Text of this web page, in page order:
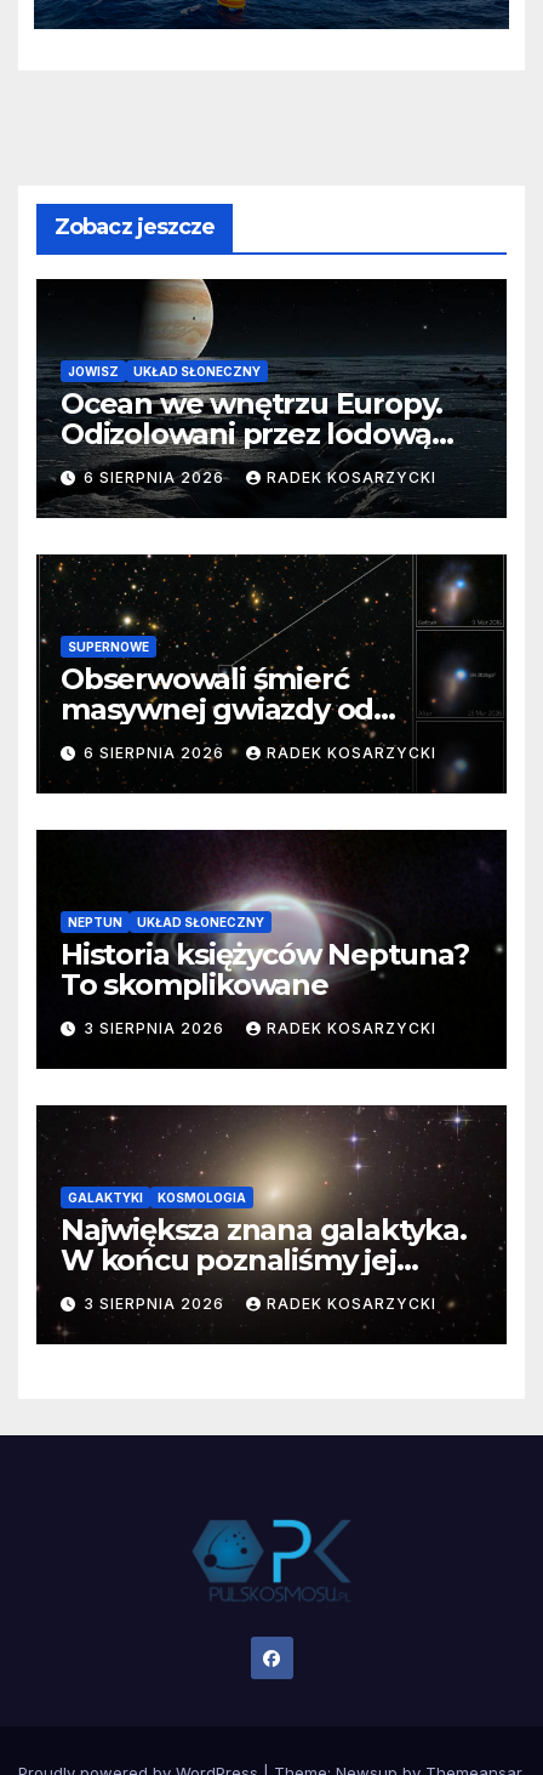
Zobacz jeszcze
JOWISZ UKŁAD SŁONECZNY
Ocean we wnętrzu Europy.
Odizolowani przez lodową
barierę
6 SIERPNIA 2026 RADEK KOSARZYCKI
SUPERNOWE
Obserwowali śmierć
masywnej gwiazdy od
samego początku. Niezwykle
cenne dane
6 SIERPNIA 2026 RADEK KOSARZYCKI
NEPTUN UKŁAD SŁONECZNY
Historia księżyców Neptuna?
To skomplikowane
3 SIERPNIA 2026 RADEK KOSARZYCKI
GALAKTYKI KOSMOLOGIA
Największa znana galaktyka.
W końcu poznaliśmy jej
faktyczne wymiary
3 SIERPNIA 2026 RADEK KOSARZYCKI